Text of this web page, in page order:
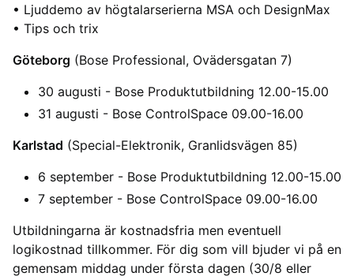
• Ljuddemo av högtalarserierna MSA och DesignMax
• Tips och trix
Göteborg (Bose Professional, Ovädersgatan 7)
30 augusti - Bose Produktutbildning 12.00-15.00
31 augusti - Bose ControlSpace 09.00-16.00
K arlstad (Special-Elektronik, Granlidsvägen 85)
6 september - Bose Produktutbildning 12.00-15.00
7 september - Bose ControlSpace 09.00-16.00
Utbildningarna är kostnadsfria men eventuell
logikostnad tillkommer. För dig som vill bjuder vi på en
gemensam middag under första dagen (30/8 eller